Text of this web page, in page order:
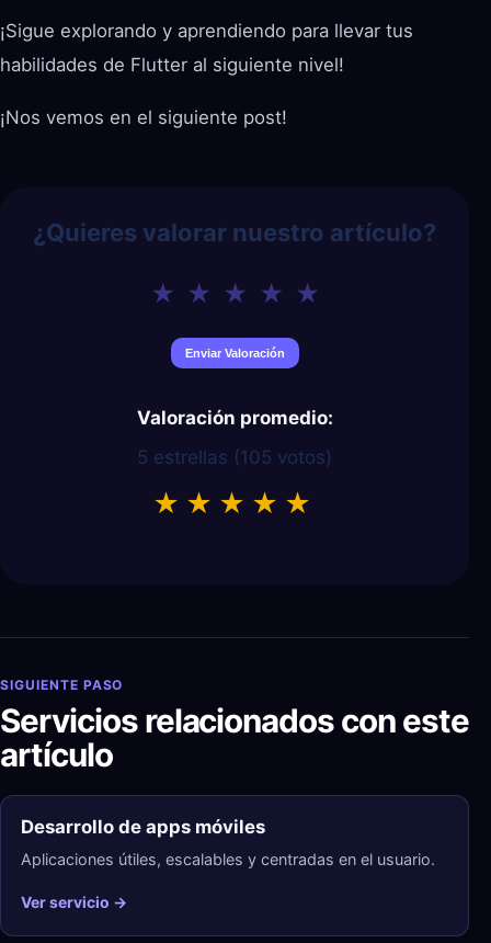
¡Sigue explorando y aprendiendo para llevar tus
habilidades de Flutter al siguiente nivel!
¡Nos vemos en el siguiente post!
¿Quieres valorar nuestro artículo?
Valoración promedio:
5 estrellas (105 votos)
★ ★ ★ ★ ★
SIGUIENTE PASO
Servicios relacionados con este
artículo
Desarrollo de apps móviles
Aplicaciones útiles, escalables y centradas en el usuario.
Ver servicio →